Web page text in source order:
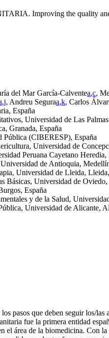
. Improving the quality
del Mar García-Calventea,c,
,j, Andreu Seguraa,k, Carlos
España
Universidad de Las
Granada, España
(CIBERESP), España
Universidad de
Peruana Cayetano Heredia,
de Antioquia,
Universidad de Lleida,
Básicas, Universidad de
España
y de la Salud,
Universidad de Alicante,
pasos que deben seguir los/las
fue la primera entidad
el área de la biomedicina. Con